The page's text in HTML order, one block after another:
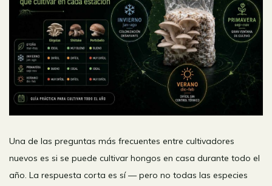
Una de las preguntas más frecuentes entre cultivadores
nuevos es si se puede cultivar hongos en casa durante todo el
año. La respuesta corta es sí — pero no todas las especies